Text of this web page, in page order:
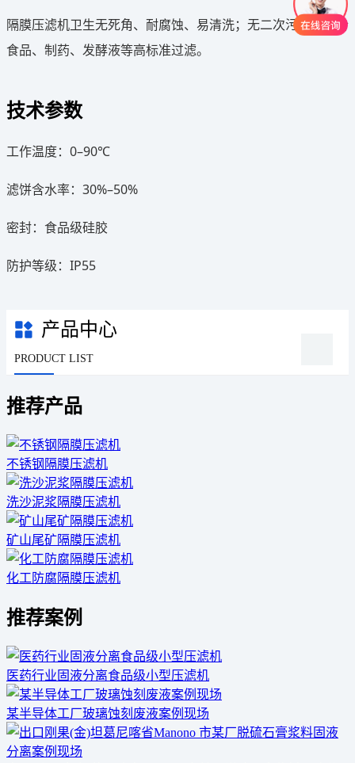
隔膜压滤机卫生无死角、耐腐蚀、易清洗；无二次污染；适合
食品、制药、发酵液等高标准过滤。
技术参数
工作温度：0–90℃
滤饼含水率：30%–50%
密封：食品级硅胶
防护等级：IP55
产品中心
PRODUCT LIST
推荐产品
不锈钢隔膜压滤机
洗沙泥浆隔膜压滤机
矿山尾矿隔膜压滤机
化工防腐隔膜压滤机
推荐案例
医药行业固液分离食品级小型压滤机
某半导体工厂玻璃蚀刻废液案例现场